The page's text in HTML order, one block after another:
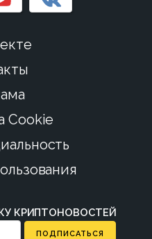
Cookie
КРИПТОНОВОСТЕЙ
ПОДПИСАТЬСЯ